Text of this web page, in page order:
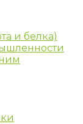
и белка)